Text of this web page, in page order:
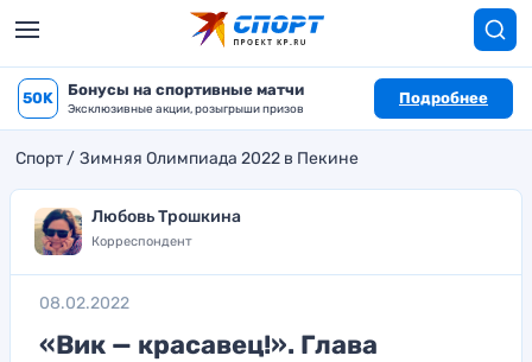
50K Бонусы на спортивные матчи
Эксклюзивные акции, розыгрыши призов
Подробнее
Спорт Зимняя Олимпиада 2022 в Пекине
Любовь Трошкина
Корреспондент
08.02.2022
«Вик — красавец!». Глава